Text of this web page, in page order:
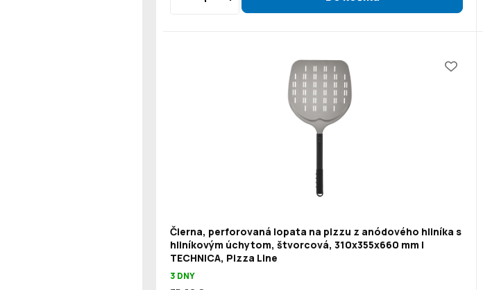
Čierna, perforovaná lopata na pizzu z anódového hliníka s
hliníkovým úchytom, štvorcová, 310x355x660 mm |
TECHNICA, Pizza Line
3 DNY